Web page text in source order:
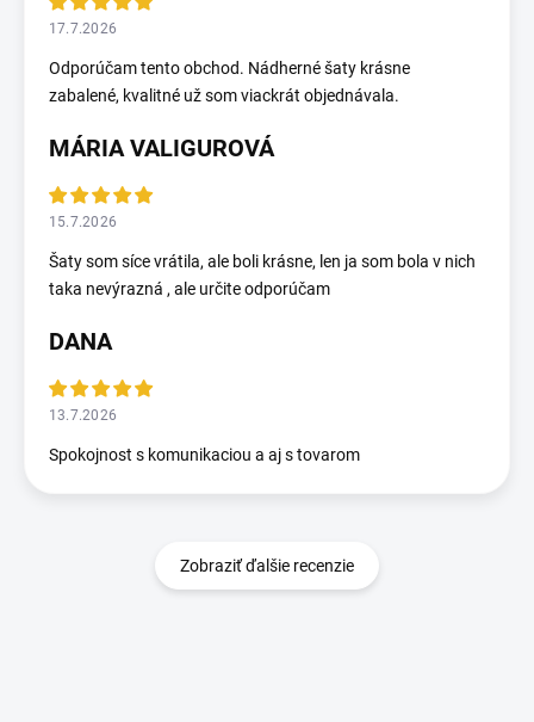
17.7.2026
Odporúčam tento obchod. Nádherné šaty krásne
zabalené, kvalitné už som viackrát objednávala.
MÁRIA VALIGUROVÁ
15.7.2026
Šaty som síce vrátila, ale boli krásne, len ja som bola v nich
taka nevýrazná , ale určite odporúčam
DANA
13.7.2026
Spokojnost s komunikaciou a aj s tovarom
Zobraziť ďalšie recenzie